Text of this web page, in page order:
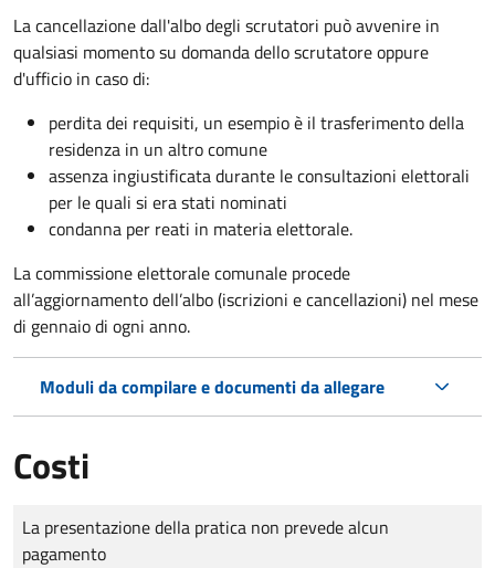
La cancellazione dall'albo degli scrutatori può avvenire in
qualsiasi momento su domanda dello scrutatore oppure
d'ufficio in caso di:
perdita dei requisiti, un esempio è il trasferimento della
residenza in un altro comune
assenza ingiustificata durante le consultazioni elettorali
per le quali si era stati nominati
condanna per reati in materia elettorale.
La commissione elettorale comunale procede
all’aggiornamento dell’albo (iscrizioni e cancellazioni) nel mese
di gennaio di ogni anno.
Moduli da compilare e documenti da allegare
Costi
Tipo di pagamento
Importo
La presentazione della pratica non prevede alcun
pagamento